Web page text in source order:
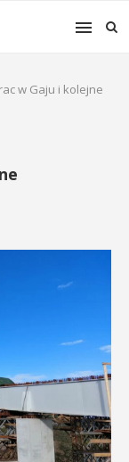
w Gaju i kolejne